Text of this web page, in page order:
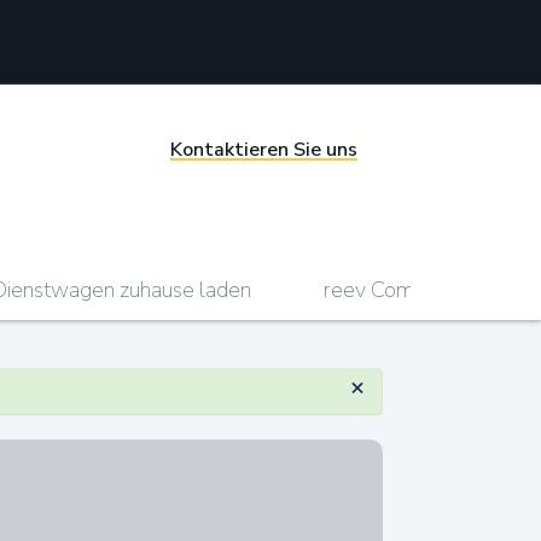
Kontaktieren Sie uns
zuhause laden reev Compact
×